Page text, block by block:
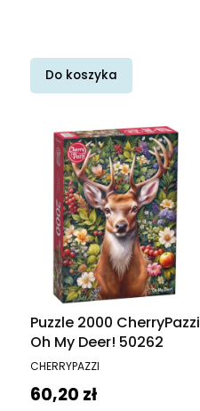
Do koszyka
Puzzle 2000 CherryPazzi
Oh My Deer! 50262
PRODUCENT
CHERRYPAZZI
Cena
60,20 zł